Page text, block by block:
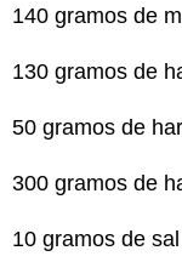
140 gramos de
130 gramos de
50 gramos de
300 gramos de
10 gramos de sal